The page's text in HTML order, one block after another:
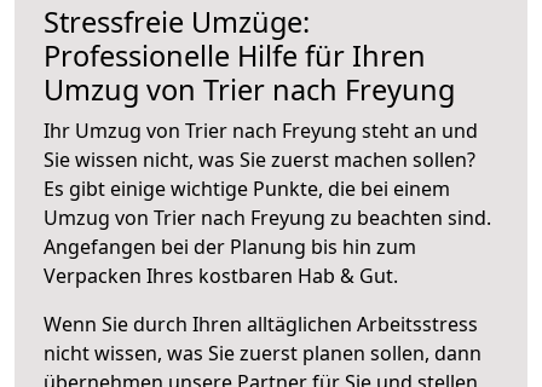
Stressfreie Umzüge:
Professionelle Hilfe für Ihren
Umzug von Trier nach Freyung
Ihr Umzug von Trier nach Freyung steht an und
Sie wissen nicht, was Sie zuerst machen sollen?
Es gibt einige wichtige Punkte, die bei einem
Umzug von Trier nach Freyung zu beachten sind.
Angefangen bei der Planung bis hin zum
Verpacken Ihres kostbaren Hab & Gut.
Wenn Sie durch Ihren alltäglichen Arbeitsstress
nicht wissen, was Sie zuerst planen sollen, dann